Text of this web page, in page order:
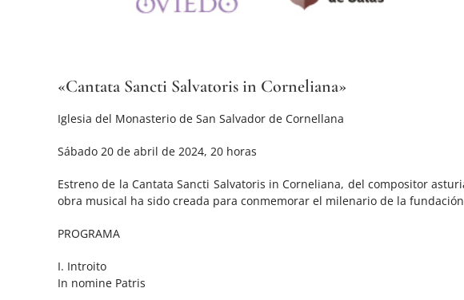
«Cantata Sancti Salvatoris in Corneliana»
Iglesia del Monasterio de San Salvador de Cornellana
Sábado 20 de abril de 2024, 20 horas
Estreno de la Cantata Sancti Salvatoris in Corneliana, del compositor
obra musical ha sido creada para conmemorar el milenario de la
PROGRAMA
I. Introito
In nomine Patris